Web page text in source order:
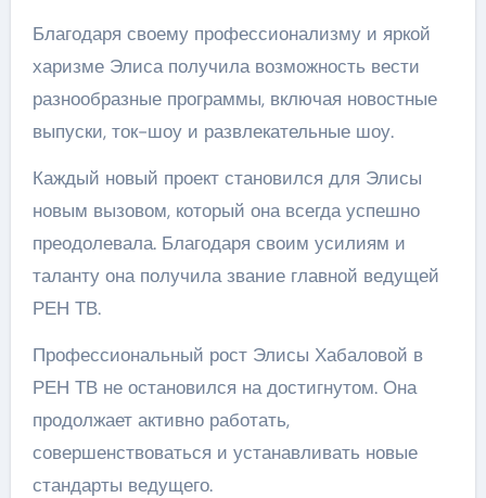
Благодаря своему профессионализму и яркой
харизме Элиса получила возможность вести
разнообразные программы, включая новостные
выпуски, ток-шоу и развлекательные шоу.
Каждый новый проект становился для Элисы
новым вызовом, который она всегда успешно
преодолевала. Благодаря своим усилиям и
таланту она получила звание главной ведущей
РЕН ТВ.
Профессиональный рост Элисы Хабаловой в
РЕН ТВ не остановился на достигнутом. Она
продолжает активно работать,
совершенствоваться и устанавливать новые
стандарты ведущего.